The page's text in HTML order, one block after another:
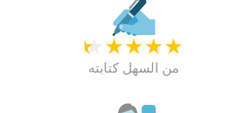
★
★
★
★
★
من السهل كتابته